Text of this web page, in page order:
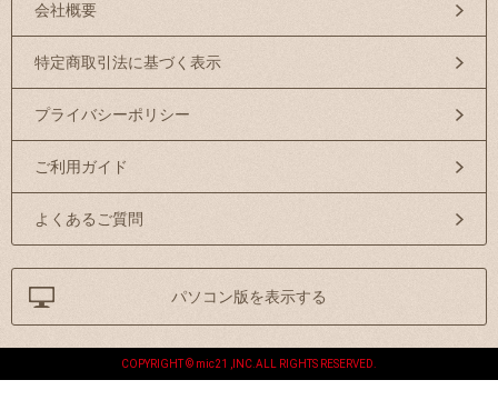
会社概要
特定商取引法に基づく表示
プライバシーポリシー
ご利用ガイド
よくあるご質問
パソコン版を表示する
COPYRIGHT © mic21 ,INC.ALL RIGHTS RESERVED.